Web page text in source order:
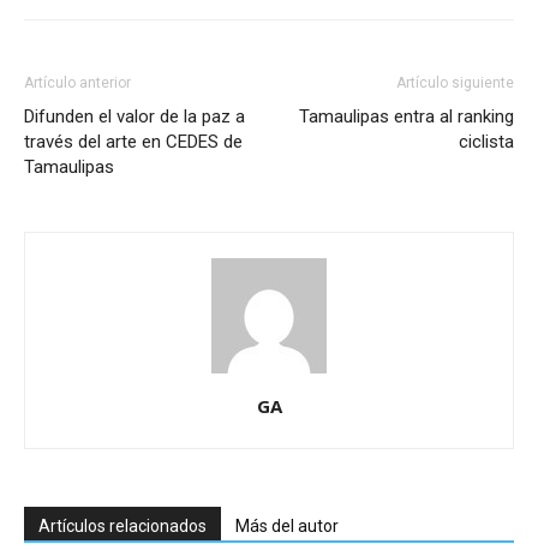
Artículo anterior
Difunden el valor de la paz a
través del arte en CEDES de
Tamaulipas
Artículo siguiente
Tamaulipas entra al ranking
ciclista
GA
Artículos relacionados Más del autor